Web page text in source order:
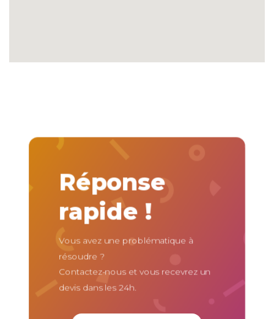
Réponse
rapide !
Vous avez une problématique à
résoudre ?
Contactez-nous et vous recevrez un
devis dans les 24h.